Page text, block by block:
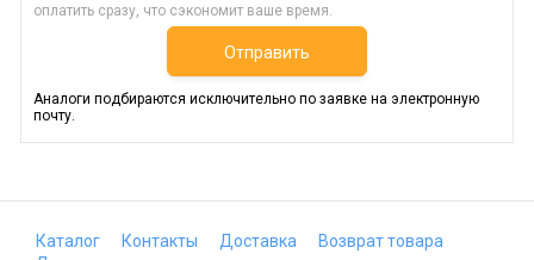
оплатить сразу, что сэкономит ваше время.
Отправить
Аналоги подбираются исключительно по заявке на электронную
почту.
Каталог Контакты Доставка
Возврат товара